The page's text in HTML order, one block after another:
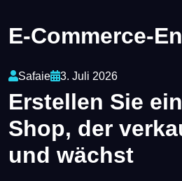
E-Commerce-
Safaie 3. Juli 2026
Erstellen Sie
Shop, der
und wächst